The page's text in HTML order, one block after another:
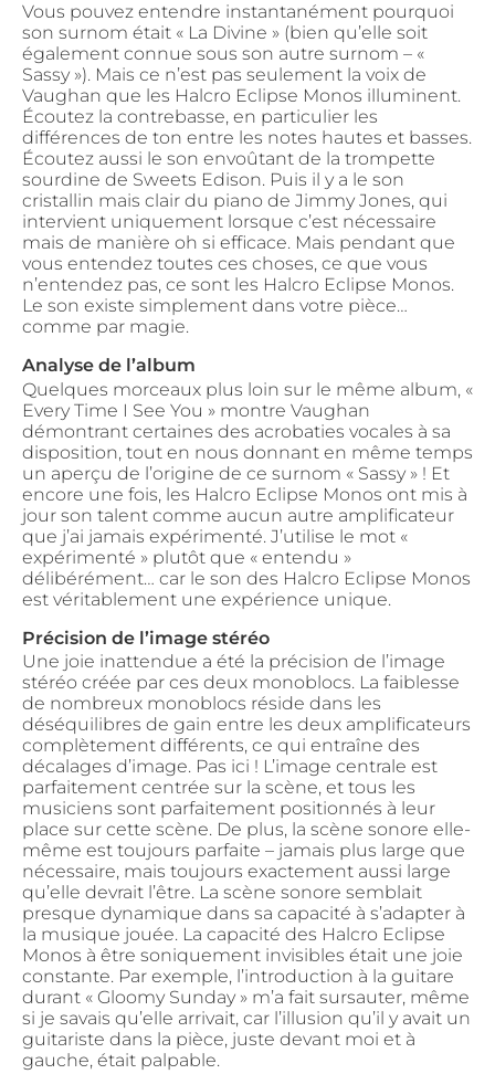
Vous pouvez entendre instantanément pourquoi
son surnom était « La Divine » (bien qu’elle soit
également connue sous son autre surnom – «
Sassy »). Mais ce n’est pas seulement la voix de
Vaughan que les Halcro Eclipse Monos illuminent.
Écoutez la contrebasse, en particulier les
différences de ton entre les notes hautes et basses.
Écoutez aussi le son envoûtant de la trompette
sourdine de Sweets Edison. Puis il y a le son
cristallin mais clair du piano de Jimmy Jones, qui
intervient uniquement lorsque c’est nécessaire
mais de manière oh si efficace. Mais pendant que
vous entendez toutes ces choses, ce que vous
n’entendez pas, ce sont les Halcro Eclipse Monos.
Le son existe simplement dans votre pièce…
comme par magie.
Analyse de l’album
Quelques morceaux plus loin sur le même album, «
Every Time I See You » montre Vaughan
démontrant certaines des acrobaties vocales à sa
disposition, tout en nous donnant en même temps
un aperçu de l’origine de ce surnom « Sassy » ! Et
encore une fois, les Halcro Eclipse Monos ont mis à
jour son talent comme aucun autre amplificateur
que j’ai jamais expérimenté. J’utilise le mot «
expérimenté » plutôt que « entendu »
délibérément… car le son des Halcro Eclipse Monos
est véritablement une expérience unique.
Précision de l’image stéréo
Une joie inattendue a été la précision de l’image
stéréo créée par ces deux monoblocs. La faiblesse
de nombreux monoblocs réside dans les
déséquilibres de gain entre les deux amplificateurs
complètement différents, ce qui entraîne des
décalages d’image. Pas ici ! L’image centrale est
parfaitement centrée sur la scène, et tous les
musiciens sont parfaitement positionnés à leur
place sur cette scène. De plus, la scène sonore elle-
même est toujours parfaite – jamais plus large que
nécessaire, mais toujours exactement aussi large
qu’elle devrait l’être. La scène sonore semblait
presque dynamique dans sa capacité à s’adapter à
la musique jouée. La capacité des Halcro Eclipse
Monos à être soniquement invisibles était une joie
constante. Par exemple, l’introduction à la guitare
durant « Gloomy Sunday » m’a fait sursauter, même
si je savais qu’elle arrivait, car l’illusion qu’il y avait un
guitariste dans la pièce, juste devant moi et à
gauche, était palpable.